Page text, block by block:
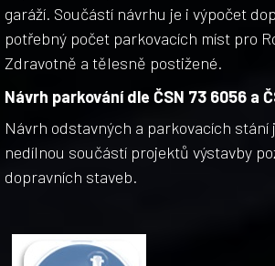
garáží. Součástí návrhu je i výpočet
potřebný počet parkovacích míst pro
Zdravotně a tělesně postižené.
Návrh parkování dle ČSN 73 6056 a
Návrh odstavných a parkovacích stání
nedílnou součástí projektů výstavby
dopravních staveb.